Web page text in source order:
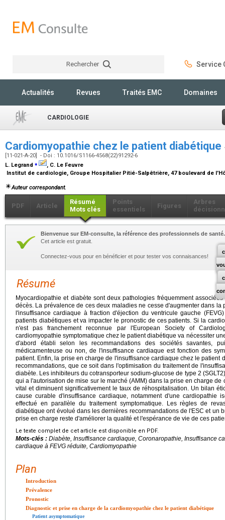
Rechercher Service
Actualités Revues Traités EMC Domaines
CARDIOLOGIE
Cardiomyopathie chez le patient diabétique
[11-021-A-20] - Doi : 10.1016/S1166-4568(22)91292-6
L. Legrand ⁎
, C. Le Feuvre
Institut de cardiologie, Groupe Hospitalier Pitié-Salpêtrière, 47 boulevard de
Auteur correspondant.
PDF Article
Résumé
Mots clés
Points
essentiels
Figures
Arbres
Bienvenue sur EM-consulte, la référence des professionnels de santé.
Cet article est gratuit.
Connectez-vous pour en bénéficier et pour tester vos connaisances!
Résumé
Myocardiopathie et diabète sont deux pathologies fréquemment
décès. La prévalence de ces deux maladies ne cesse d'augmenter dans
l'insuffisance cardiaque à fraction d'éjection du ventricule gauche
patients diabétiques et va impacter le pronostic de ces patients. Si la
n'est pas franchement reconnue par l'European Society of
cardiomyopathie symptomatique chez le patient diabétique va nécessiter
d'abord établi selon les recommandations des sociétés savantes,
médicamenteuse ou non, de l'insuffisance cardiaque est fonction des
patient. Enfin, la prise en charge de l'insuffisance cardiaque chez le patient
recommandations, que ce soit dans l'optimisation du traitement de
diabète. Les inhibiteurs du cotransporteur sodium-glucose de type 2
qui a l'autorisation de mise sur le marché (AMM) dans la prise en charge
vital et diminuent significativement le taux de réhospitalisation. Un bilan
cause curable d'insuffisance cardiaque, notamment d'une cardiopathie
effectué en parallèle du traitement symptomatique. Les règles de
diabétique ont évolué dans les dernières recommandations de l'ESC et un
prise en charge reste d'améliorer la qualité et l'espérance de vie de ces
Le texte complet de cet article est disponible en PDF.
Mots-clés : Diabète, Insuffisance cardiaque, Coronaropathie, Insuffisance
cardiaque à FEVG réduite, Cardiomyopathie
Plan
Introduction
Prévalence
Pronostic
Diagnostic et prise en charge de la cardiomyopathie chez le patient diabétique
Patient asymptomatique